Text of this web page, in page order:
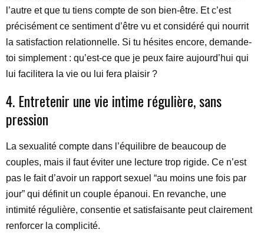
l’autre et que tu tiens compte de son bien-être. Et c’est
précisément ce sentiment d’être vu et considéré qui nourrit
la satisfaction relationnelle. Si tu hésites encore, demande-
toi simplement : qu’est-ce que je peux faire aujourd’hui qui
lui facilitera la vie ou lui fera plaisir ?
4. Entretenir une vie intime régulière, sans
pression
La sexualité compte dans l’équilibre de beaucoup de
couples, mais il faut éviter une lecture trop rigide. Ce n’est
pas le fait d’avoir un rapport sexuel “au moins une fois par
jour” qui définit un couple épanoui. En revanche, une
intimité régulière, consentie et satisfaisante peut clairement
renforcer la complicité.